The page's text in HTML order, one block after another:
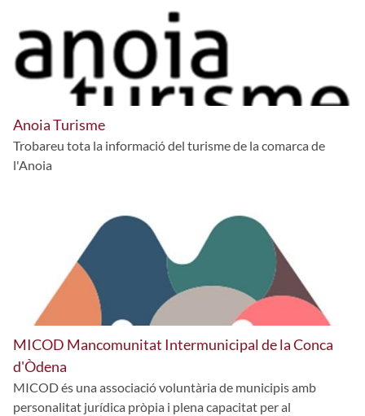
Anoia Turisme
Trobareu tota la informació del turisme de la comarca de
l'Anoia
MICOD Mancomunitat Intermunicipal de la Conca
d'Òdena
MICOD és una associació voluntària de municipis amb
personalitat jurídica pròpia i plena capacitat per al